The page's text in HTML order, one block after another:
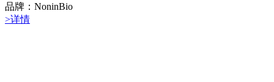
品牌：NoninBio
>详情